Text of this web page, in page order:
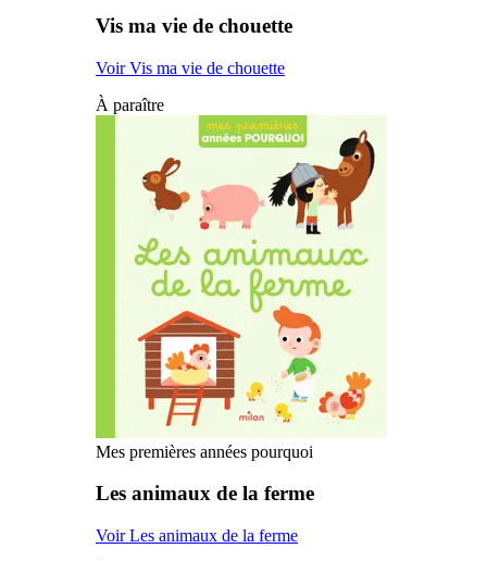
Vis ma vie de chouette
Voir Vis ma vie de chouette
À paraître
Mes premières années pourquoi
Les animaux de la ferme
Voir Les animaux de la ferme